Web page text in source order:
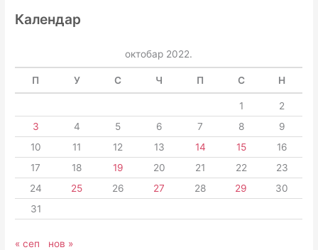
Календар
октобар 2022.
П У С Ч П С Н
1
2
3
4 5 6 7 8
9
10
11 12 13 14 15
16
17
18 19 20 21 22
23
24
25 26 27 28 29
30
31
« сеп нов »